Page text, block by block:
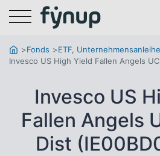
Menu
Fonds ETF,
Invesco US High Yield Fallen Angels
Invesco US
Fallen Angels
Dist